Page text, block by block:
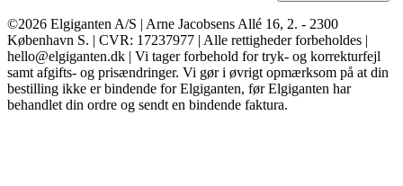
©2026 Elgiganten A/S | Arne Jacobsens Allé 16, 2. - 2300
København S. | CVR: 17237977 | Alle rettigheder forbeholdes |
hello@elgiganten.dk | Vi tager forbehold for tryk- og korrekturfejl
samt afgifts- og prisændringer. Vi gør i øvrigt opmærksom på at din
bestilling ikke er bindende for Elgiganten, før Elgiganten har
behandlet din ordre og sendt en bindende faktura.